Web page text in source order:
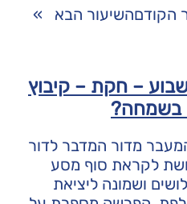
הקודםהשיעור הבא »
– חקת – קיבוץ
בשמחה?
מדור המדבר לדור
לקראת סוף מסע
ושמונה ליציאת